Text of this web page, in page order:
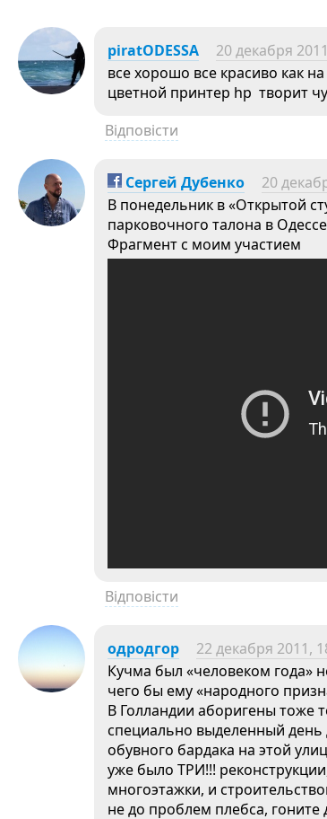
piratODESSA 20 декабря
все хорошо все красиво как
цветной принтер hp творит
Відповісти
Сергей Дубенко 20
В понедельник в «Открытой
парковочного талона в
Фрагмент с моим участием
Відповісти
одродгор 22 декабря 2011,
Кучма был «человеком года»
чего бы ему «народного
В Голландии аборигены тоже
специально выделенный день
обувного бардака на этой
уже было ТРИ!!!
многоэтажки, и
не до проблем плебса,